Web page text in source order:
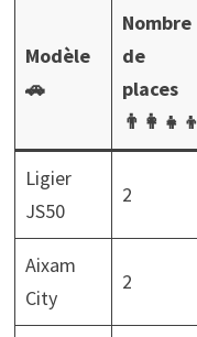
Modèle
🚗
Nombre
de
places
👨‍👩‍👧‍👦
Ligier
JS50
2
Aixam
City
2